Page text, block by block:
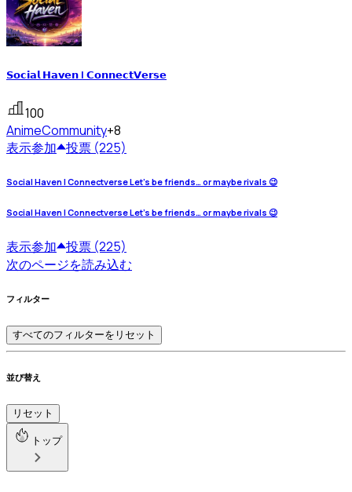
𝗦𝗼𝗰𝗶𝗮𝗹 𝗛𝗮𝘃𝗲𝗻 | 𝗖𝗼𝗻𝗻𝗲𝗰𝘁𝗩𝗲𝗿𝘀𝗲
100
AnimeCommunity+8
表示参加 投票 (225)
Social Haven | Connectverse Let’s be friends… or maybe rivals 😉
Social Haven | Connectverse Let’s be friends… or maybe rivals 😉
表示参加 投票 (225)
次のページを読み込む
フィルター
すべてのフィルターをリセット
並び替え
リセット
トップ